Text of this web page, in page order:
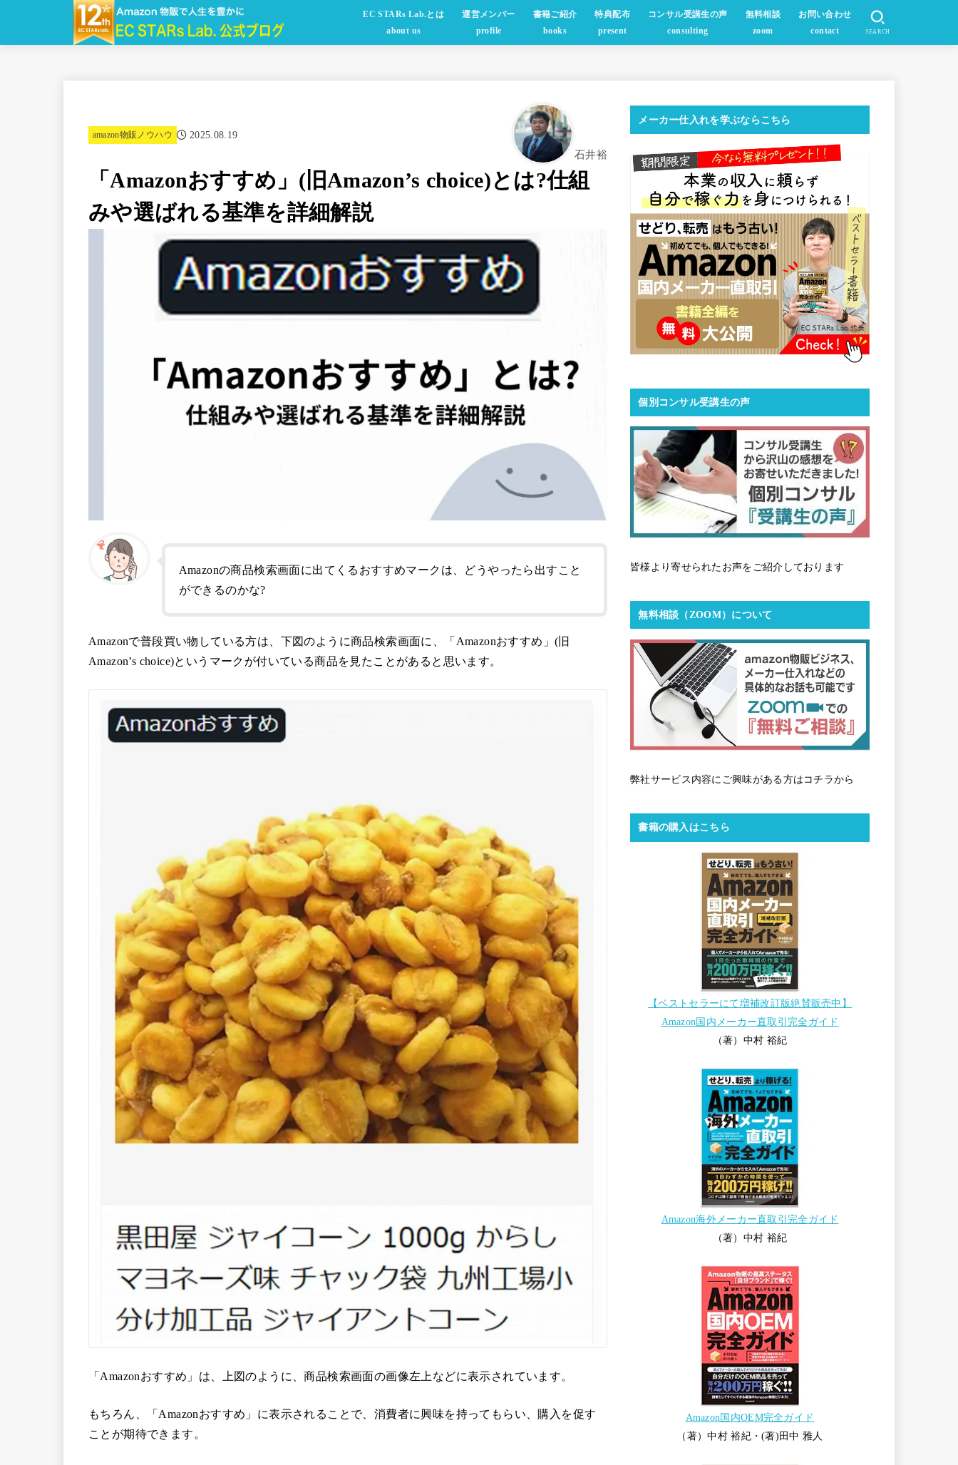
EC STARs Lab.とは
about us
運営メンバー
profile
書籍ご紹介
books
特典配布
present
コンサル受講生の声
consulting
無料相談
zoom
お問い合わせ
contact
SEARCH
amazon物販ノウハウ 2025.08.19
石井裕
「Amazonおすすめ」(旧Amazon’s choice)とは?仕組
みや選ばれる基準を詳細解説
Amazonの商品検索画面に出てくるおすすめマークは、どうやったら出すこと
ができるのかな?
Amazonで普段買い物している方は、下図のように商品検索画面に、「Amazonおすすめ」(旧
Amazon’s choice)というマークが付いている商品を見たことがあると思います。
「Amazonおすすめ」は、上図のように、商品検索画面の画像左上などに表示されています。
もちろん、「Amazonおすすめ」に表示されることで、消費者に興味を持ってもらい、購入を促す
ことが期待できます。
メーカー仕入れを学ぶならこちら
個別コンサル受講生の声
皆様より寄せられたお声をご紹介しております
無料相談（ZOOM）について
弊社サービス内容にご興味がある方はコチラから
書籍の購入はこちら
【ベストセラーにて増補改訂版絶賛販売中】
Amazon国内メーカー直取引完全ガイド
（著）中村 裕紀
Amazon海外メーカー直取引完全ガイド
（著）中村 裕紀
Amazon国内OEM完全ガイド
（著）中村 裕紀・(著)田中 雅人